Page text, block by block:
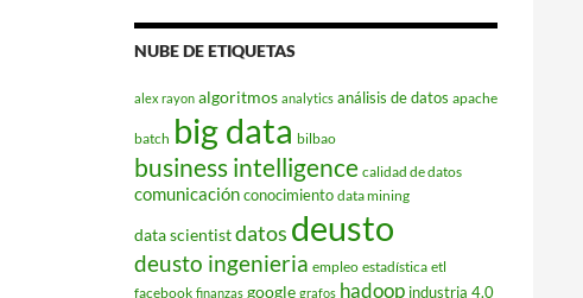
NUBE DE ETIQUETAS
alex rayon algoritmos analytics análisis de datos apache
batch big data bilbao
business intelligence calidad de datos
comunicaciónconocimiento data mining
data scientistdatos deusto
deusto ingenieria empleo estadística etl
facebook finanzas google grafos hadoop industria 4.0